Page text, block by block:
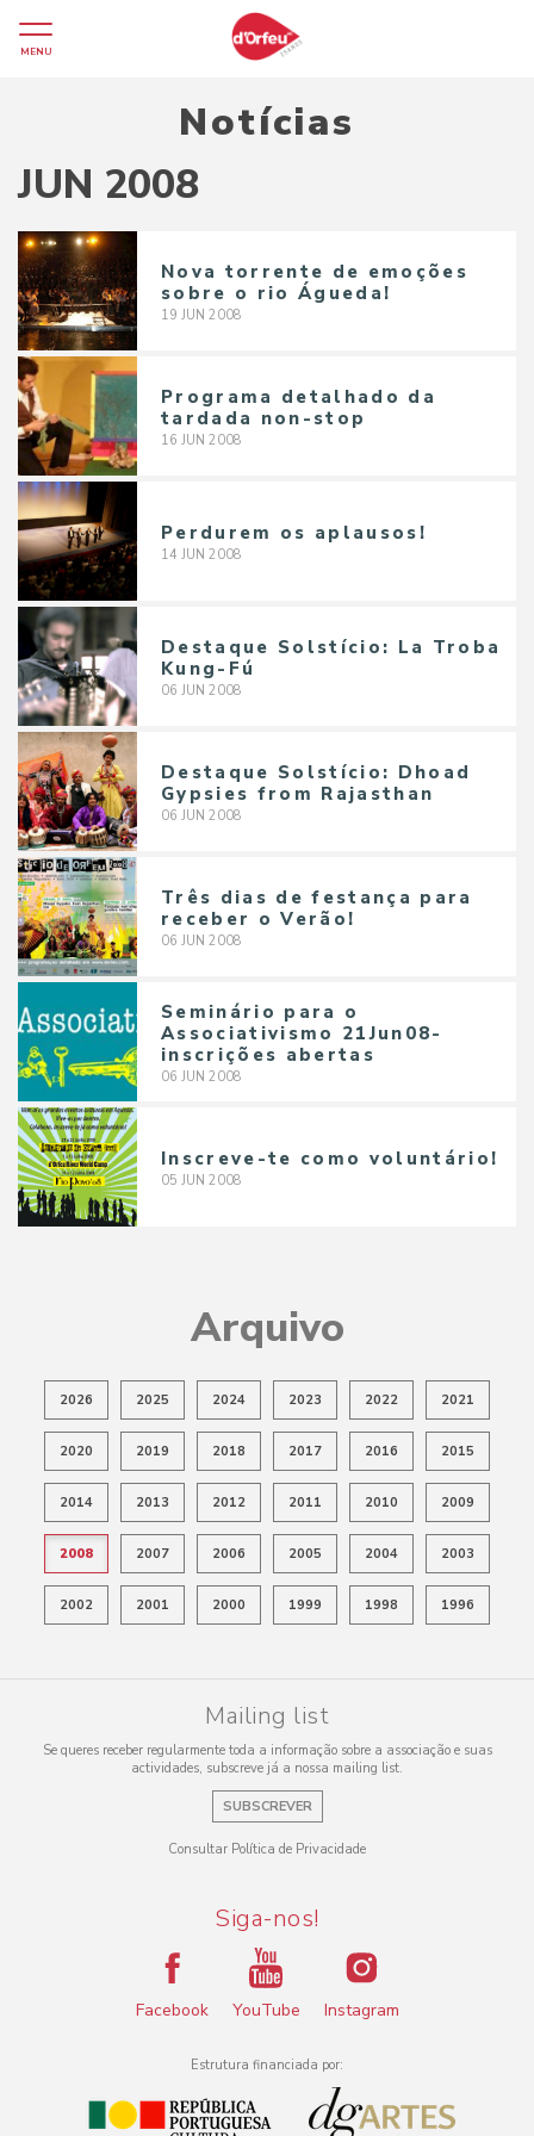
MENU
Notícias
JUN 2008
Nova torrente de emoções
sobre o rio Águeda!
19 JUN 2008
Programa detalhado da
tardada non-stop
16 JUN 2008
Perdurem os aplausos!
14 JUN 2008
Destaque Solstício: La Troba
Kung-Fú
06 JUN 2008
Destaque Solstício: Dhoad
Gypsies from Rajasthan
06 JUN 2008
Três dias de festança para
receber o Verão!
06 JUN 2008
Seminário para o
Associativismo 21Jun08-
inscrições abertas
06 JUN 2008
Inscreve-te como voluntário!
05 JUN 2008
Arquivo
2026 2025 2024 2023 2022 2021
2020 2019 2018 2017 2016 2015
2014 2013 2012 2011 2010 2009
2008 2007 2006 2005 2004 2003
2002 2001 2000 1999 1998 1996
Mailing list
Se queres receber regularmente toda a informação sobre a associação e suas
actividades, subscreve já a nossa mailing list.
SUBSCREVER
Consultar Política de Privacidade
Siga-nos!
Facebook YouTube Instagram
Estrutura financiada por: